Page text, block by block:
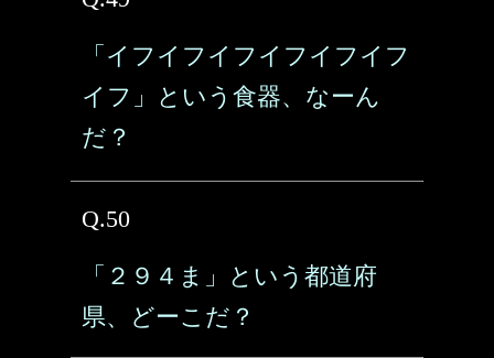
「イフイフイフイフイフイフ
イフ」という食器、なーん
だ？
Q.50
「２９４ま」という都道府
県、どーこだ？